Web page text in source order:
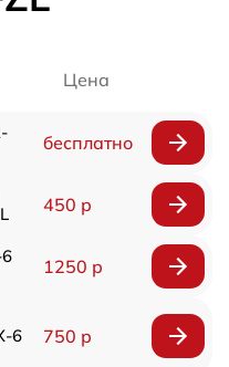
Цена
бесплатно
450 р
1250 р
6
750 р